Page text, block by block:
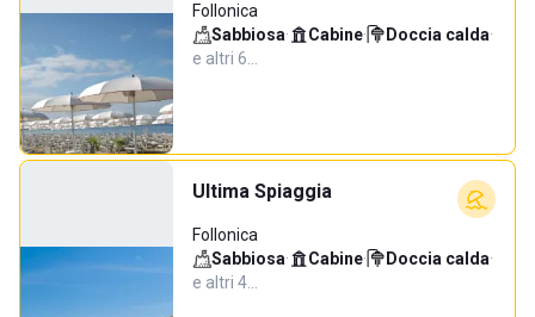
Follonica
Sabbiosa· Cabine· Doccia calda·
e altri 6…
Ultima Spiaggia
Follonica
Sabbiosa· Cabine· Doccia calda·
e altri 4…